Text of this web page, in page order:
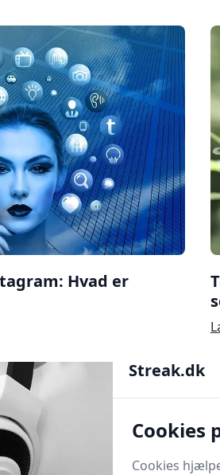
Hvad er
Streak.dk
Cookies
Cookies